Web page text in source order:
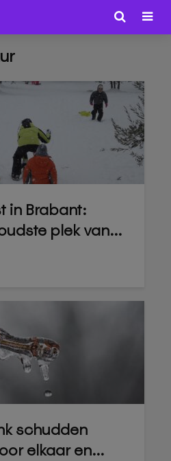
in Brabant:
plek van...
schudden
elkaar en...